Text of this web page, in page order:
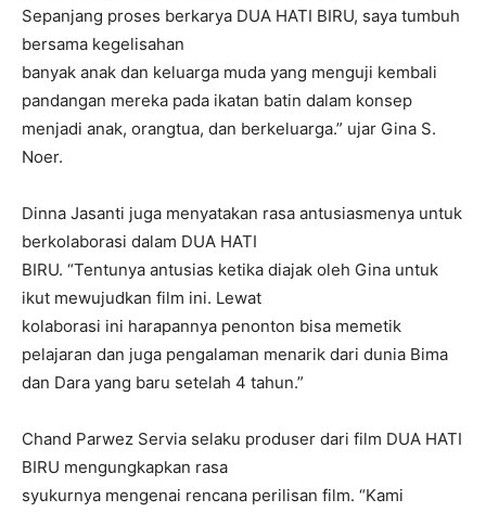
Sepanjang proses berkarya DUA HATI BIRU, saya tumbuh
bersama kegelisahan
banyak anak dan keluarga muda yang menguji kembali
pandangan mereka pada ikatan batin dalam konsep
menjadi anak, orangtua, dan berkeluarga.” ujar Gina S.
Noer.
Dinna Jasanti juga menyatakan rasa antusiasmenya untuk
berkolaborasi dalam DUA HATI
BIRU. “Tentunya antusias ketika diajak oleh Gina untuk
ikut mewujudkan film ini. Lewat
kolaborasi ini harapannya penonton bisa memetik
pelajaran dan juga pengalaman menarik dari dunia Bima
dan Dara yang baru setelah 4 tahun.”
Chand Parwez Servia selaku produser dari film DUA HATI
BIRU mengungkapkan rasa
syukurnya mengenai rencana perilisan film. “Kami